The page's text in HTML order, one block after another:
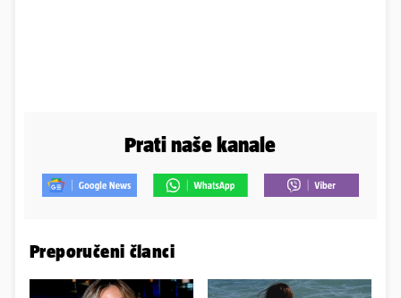
Prati naše kanale
Preporučeni članci